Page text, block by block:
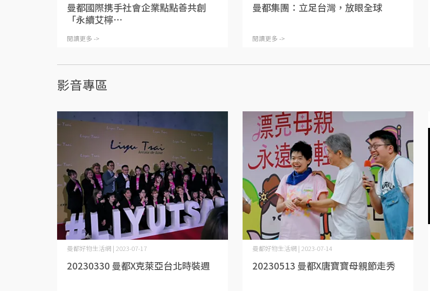
曼都國際携手社會企業點點善共創
「永續艾檸⋯
閱讀更多 ->
曼都集團：立足台灣，放眼全球
閱讀更多 ->
影音專區
曼都好物生活網 | 2023-07-17
20230330 曼都X克萊亞台北時裝週
曼都好物生活網 | 2023-07-14
20230513 曼都X唐寶寶母親節走秀